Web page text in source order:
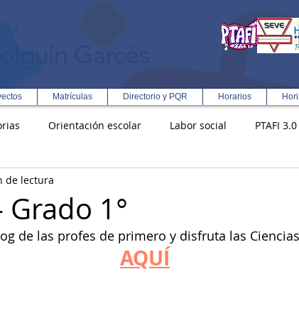
Matrículas Directorio y PQR Horarios
Orientación escolar Labor social PTAFI 3.0
Integral en Turismo
Rectoría Democracia
Grado 1°
de lectura
de las profes de primero y disfruta las
AQUÍ